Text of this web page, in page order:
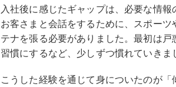
入社後に感じたギャップは、必要な情報
お客さまと会話をするために、スポー
テナを張る必要がありました。最初は
習慣にするなど、少しずつ慣れていきま
こうした経験を通じて身についたのが